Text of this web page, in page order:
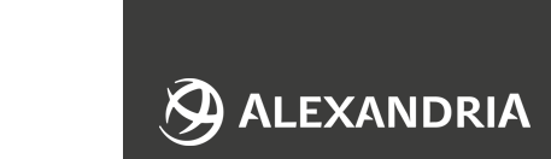
událostí. Velmi populární jsou také procházky po
většina hotelů zásadní modernizaci a v ničem si
Středomoří.